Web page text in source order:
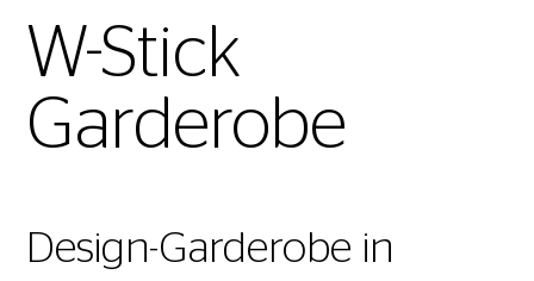
W-Stick
Garderobe
Design-Garderobe in